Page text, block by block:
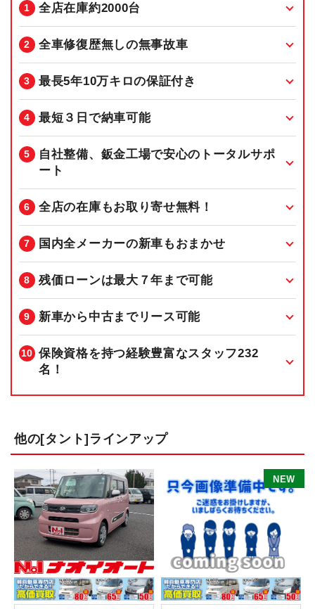
全店在庫約2000台
全車修復歴無しの無事故車
最長5年10万キロの保証付き
最短３日で納車可能
自社整備、鈑金工場で安心のトータルサポ
ート
全店の在庫もお取り寄せ無料！
国内全メーカーの新車もおまかせ
残価ローンは最大７年まで可能
新車から中古までリース可能
保険資格を持つ経験豊富なスタッフ232
名！
他の[タント]ラインアップ
EW